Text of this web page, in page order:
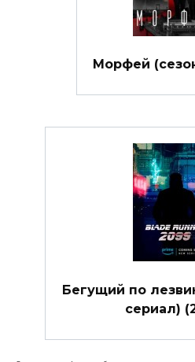
Морфей
Бегущий по
сериал)